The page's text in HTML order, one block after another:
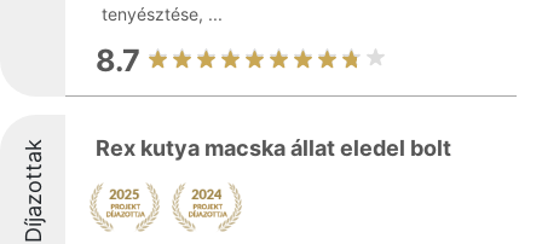
tenyésztése, ...
8.7
Díjazottak Rex kutya macska állat eledel bolt